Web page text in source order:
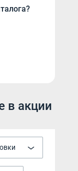
в акции